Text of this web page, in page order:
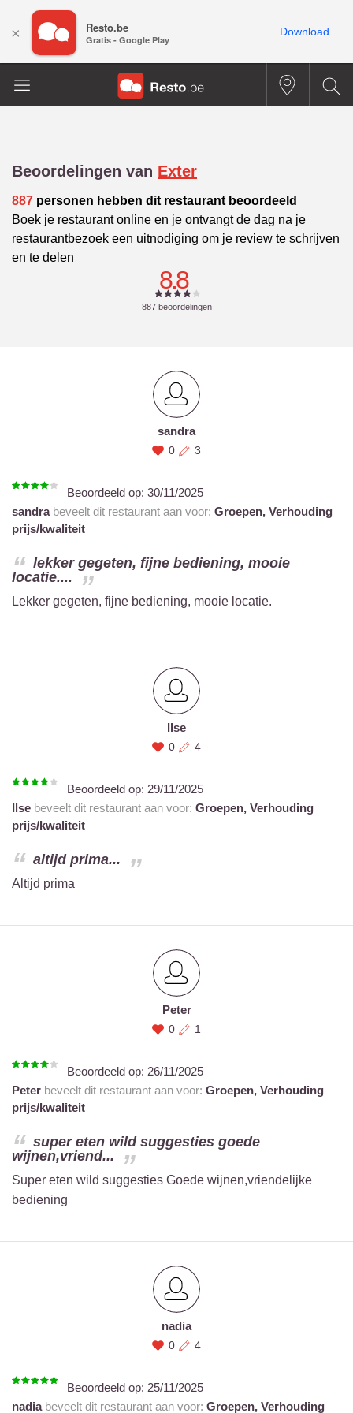
Beoordelingen van Exter
887 personen hebben dit restaurant beoordeeld
Boek je restaurant online en je ontvangt de dag na je
restaurantbezoek een uitnodiging om je review te schrijven
en te delen
8.8
887beoordelingen
sandra
0 3
Beoordeeld op: 30/11/2025
sandrabeveelt dit restaurant aan voor: Groepen, Verhouding
prijs/kwaliteit
lekker gegeten, fijne bediening, mooie
locatie....
Lekker gegeten, fijne bediening, mooie locatie.
Ilse
0 4
Beoordeeld op: 29/11/2025
Ilse beveelt dit restaurant aan voor: Groepen, Verhouding
prijs/kwaliteit
altijd prima...
Altijd prima
Peter
0 1
Beoordeeld op: 26/11/2025
Peter beveelt dit restaurant aan voor: Groepen, Verhouding
prijs/kwaliteit
super eten wild suggesties goede
wijnen,vriend...
Super eten wild suggesties Goede wijnen,vriendelijke
bediening
nadia
0 4
Beoordeeld op: 25/11/2025
nadiabeveelt dit restaurant aan voor: Groepen, Verhouding
× Resto.be
Gratis - Google Play
Download